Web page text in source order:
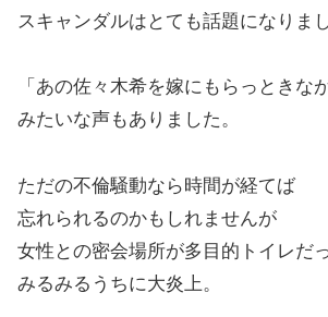
スキャンダルはとても話題になりま
「あの佐々木希を嫁にもらっときな
みたいな声もありました。
ただの不倫騒動なら時間が経てば
忘れられるのかもしれませんが
女性との密会場所が多目的トイレだ
みるみるうちに大炎上。